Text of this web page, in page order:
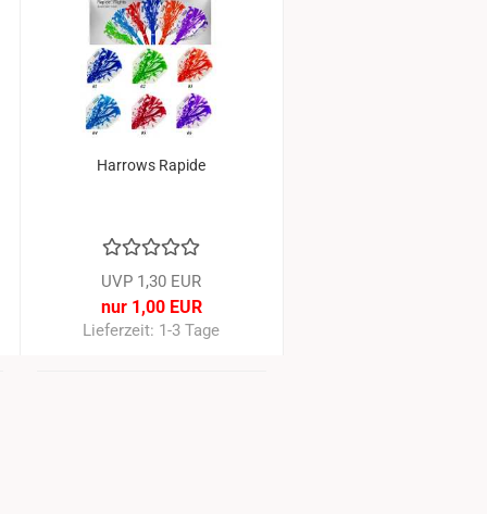
Harrows Rapide
UVP 1,30 EUR
nur 1,00 EUR
Lieferzeit: 1-3 Tage